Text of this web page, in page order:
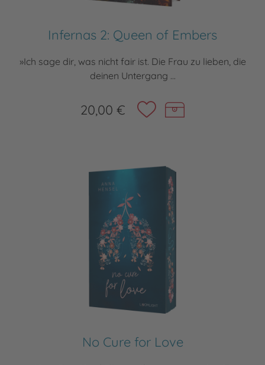
Infernas 2: Queen of Embers
»Ich sage dir, was nicht fair ist. Die Frau zu lieben, die
deinen Untergang ...
20,00 €
No Cure for Love